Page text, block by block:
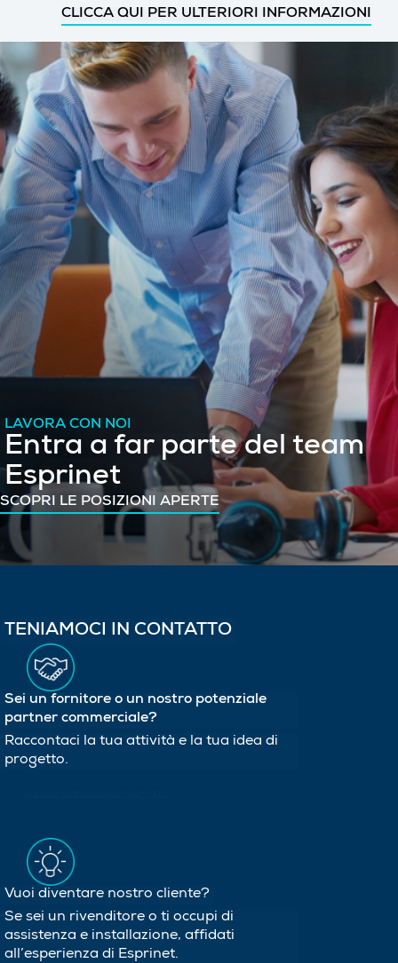
CLICCA QUI PER ULTERIORI INFORMAZIONI
LAVORA CON NOI
Entra a far parte del team
Esprinet
SCOPRI LE POSIZIONI APERTE
TENIAMOCI IN CONTATTO
Sei un fornitore o un nostro potenziale
partner commerciale?
Raccontaci la tua attività e la tua idea di
progetto.
Vuoi diventare nostro cliente?
Se sei un rivenditore o ti occupi di
assistenza e installazione, affidati
all’esperienza di Esprinet.